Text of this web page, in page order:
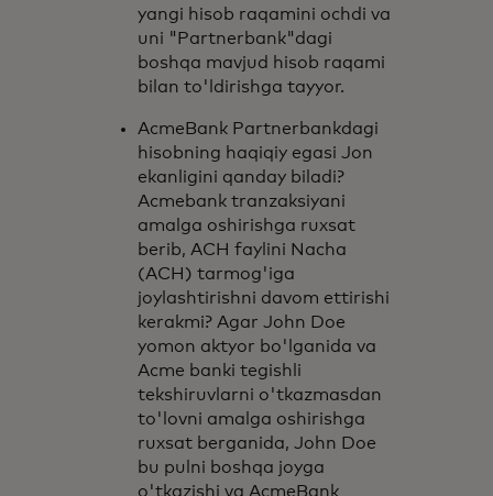
yangi hisob raqamini ochdi va
uni "Partnerbank"dagi
boshqa mavjud hisob raqami
bilan to'ldirishga tayyor.
AcmeBank Partnerbankdagi
hisobning haqiqiy egasi Jon
ekanligini qanday biladi?
Acmebank tranzaksiyani
amalga oshirishga ruxsat
berib, ACH faylini Nacha
(ACH) tarmog'iga
joylashtirishni davom ettirishi
kerakmi? Agar John Doe
yomon aktyor bo'lganida va
Acme banki tegishli
tekshiruvlarni o'tkazmasdan
to'lovni amalga oshirishga
ruxsat berganida, John Doe
bu pulni boshqa joyga
o'tkazishi va AcmeBank